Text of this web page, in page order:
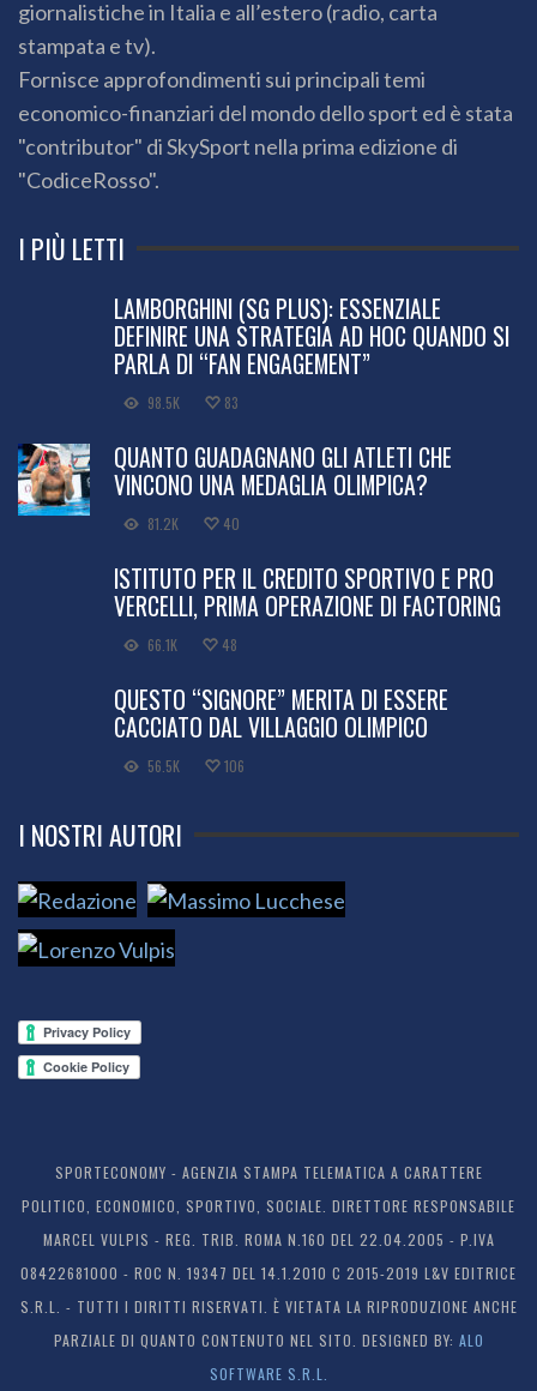
giornalistiche in Italia e all’estero (radio, carta
stampata e tv).
Fornisce approfondimenti sui principali temi
economico-finanziari del mondo dello sport ed è stata
"contributor" di SkySport nella prima edizione di
"CodiceRosso".
I PIÙ LETTI
LAMBORGHINI (SG PLUS): ESSENZIALE
DEFINIRE UNA STRATEGIA AD HOC QUANDO SI
PARLA DI “FAN ENGAGEMENT”
98.5K 83
QUANTO GUADAGNANO GLI ATLETI CHE
VINCONO UNA MEDAGLIA OLIMPICA?
81.2K 40
ISTITUTO PER IL CREDITO SPORTIVO E PRO
VERCELLI, PRIMA OPERAZIONE DI FACTORING
66.1K 48
QUESTO “SIGNORE” MERITA DI ESSERE
CACCIATO DAL VILLAGGIO OLIMPICO
56.5K 106
I NOSTRI AUTORI
SPORTECONOMY - AGENZIA STAMPA TELEMATICA A CARATTERE
POLITICO, ECONOMICO, SPORTIVO, SOCIALE. DIRETTORE RESPONSABILE
MARCEL VULPIS - REG. TRIB. ROMA N.160 DEL 22.04.2005 - P.IVA
08422681000 - ROC N. 19347 DEL 14.1.2010 C 2015-2019 L&V EDITRICE
S.R.L. - TUTTI I DIRITTI RISERVATI. È VIETATA LA RIPRODUZIONE ANCHE
PARZIALE DI QUANTO CONTENUTO NEL SITO. DESIGNED BY: ALO
SOFTWARE S.R.L.